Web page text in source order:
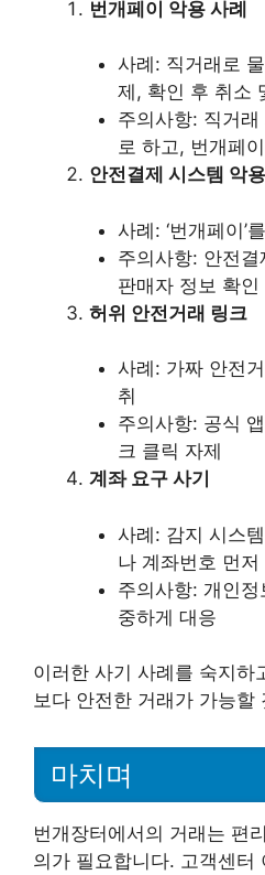
번개페이 악용 사례
사례: 직거래로
제, 확인 후 취소
주의사항: 직거
로 하고, 번개페
안전결제 시스템 악용
사례: ‘번개페이’
주의사항: 안전
판매자 정보 확인
허위 안전거래 링크
사례: 가짜 안전
취
주의사항: 공식
크 클릭 자제
계좌 요구 사기
사례: 감지 시스
나 계좌번호 먼저
주의사항: 개인
중하게 대응
이러한 사기 사례를 숙지하
보다 안전한 거래가 가능할
마치며
번개장터에서의 거래는 편
의가 필요합니다. 고객센터